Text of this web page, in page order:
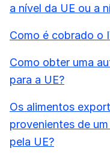
a nível da UE ou a
Como é cobrado o
Como obter uma
para a UE?
Os alimentos
provenientes de
pela UE?